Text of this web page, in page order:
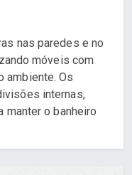
nas paredes e no
móveis com
ambiente. Os
internas,
manter o banheiro